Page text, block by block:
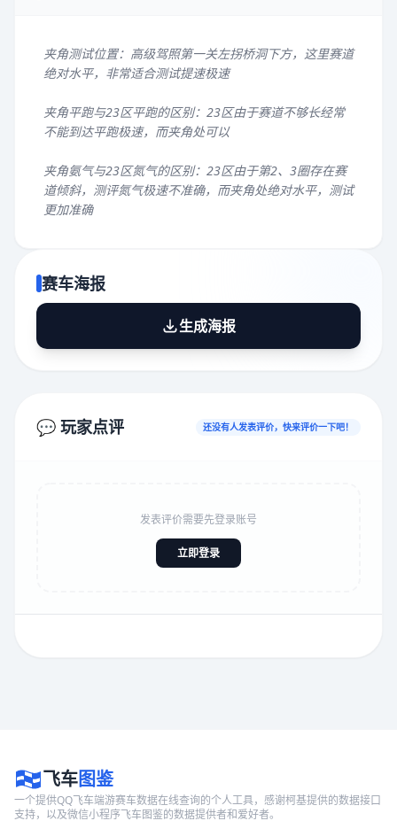
夹角测试位置：高级驾照第一关左拐桥洞下方，这里赛道
绝对水平，非常适合测试提速极速
夹角平跑与23区平跑的区别：23区由于赛道不够长经常
不能到达平跑极速，而夹角处可以
夹角氨气与23区氮气的区别：23区由于第2、3圈存在赛
道倾斜，测评氮气极速不准确，而夹角处绝对水平，测试
更加准确
赛车海报
生成海报
💬 玩家点评 还没有人发表评价，快来评价一下吧！
发表评价需要先登录账号
立即登录
飞车图鉴
一个提供QQ飞车端游赛车数据在线查询的个人工具，感谢柯基提供的数据接口
支持，以及微信小程序飞车图鉴的数据提供者和爱好者。